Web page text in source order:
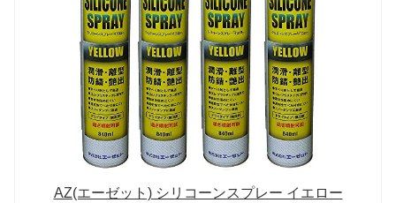
AZ(エーゼット) シリコーンスプレー イエロー